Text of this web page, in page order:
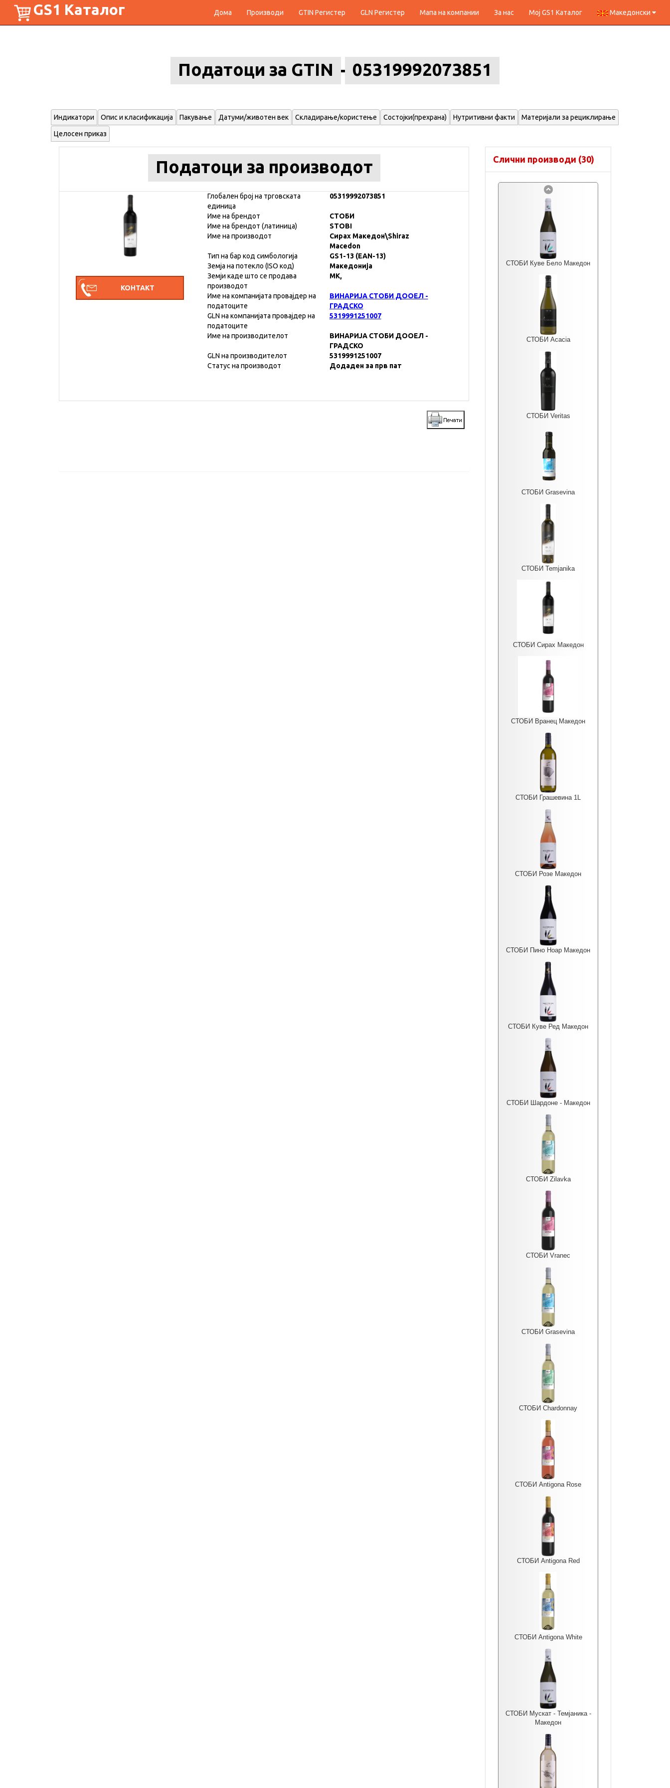
GS1 Каталог Дома Производи GTIN Регистер GLN Регистер Мапа на компании За нас Мој GS1 Каталог Македонски
Податоци за GTIN 05319992073851
Индикатори Опис и класификација Пакување Датуми/животен век Складирање/користење Состојки(прехрана) Нутритивни факти Материјали за рециклирање
Целосен приказ
Податоци за производот
Глобален број на трговската
единица
05319992073851
Име на брендот
СТОБИ
Име на брендот (латиница)
STOBI
Име на производот
Сирах Македон\Shiraz
Macedon
Тип на бар код симбологија
GS1-13 (EAN-13)
Земја на потекло (ISO код)
Македонија
Земји каде што се продава
производот
MK,
Име на компанијата провајдер на
податоците
ВИНАРИЈА СТОБИ ДООЕЛ -
ГРАДСКО
GLN на компанијата провајдер на
податоците
5319991251007
Име на производителот
ВИНАРИЈА СТОБИ ДООЕЛ -
ГРАДСКО
GLN на производителот
5319991251007
Статус на производот
Додаден за прв пат
Слични производи (30)
СТОБИ Куве Бело Македон
СТОБИ Acacia
СТОБИ Veritas
СТОБИ Grasevina
СТОБИ Temjanika
СТОБИ Сирах Македон
СТОБИ Вранец Македон
СТОБИ Грашевина 1L
СТОБИ Розе Македон
СТОБИ Пино Ноар Македон
СТОБИ Куве Ред Македон
СТОБИ Шардоне - Македон
СТОБИ Zilavka
СТОБИ Vranec
СТОБИ Grasevina
СТОБИ Chardonnay
СТОБИ Antigona Rоse
СТОБИ Antigona Red
СТОБИ Antigona White
СТОБИ Мускат - Темјаника -
Македон